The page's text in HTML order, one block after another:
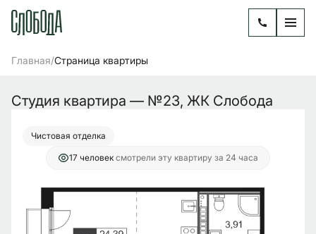
Главная/Страница квартиры
Ипотекаот 21 188 руб./мес.
Студия квартира — №23, ЖК Слобода
Чистовая отделка
17 человек смотрели эту квартиру за 24 часа